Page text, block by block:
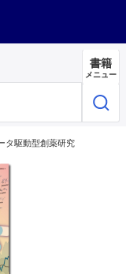
書籍
メニュー
タ駆動型創薬研究